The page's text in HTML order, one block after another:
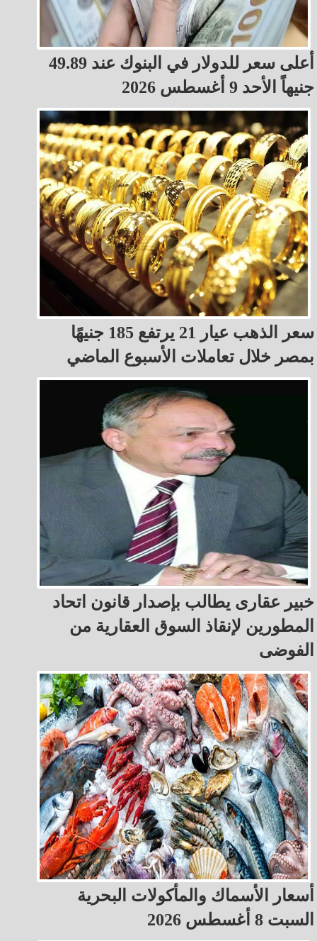
أعلى سعر للدولار في البنوك عند 49.89
جنيهاً الأحد 9 أغسطس 2026
سعر الذهب عيار 21 يرتفع 185 جنيهًا
بمصر خلال تعاملات الأسبوع الماضي
خبير عقارى يطالب بإصدار قانون اتحاد
المطورين لإنقاذ السوق العقارية من
الفوضى
أسعار الأسماك والمأكولات البحرية
السبت 8 أغسطس 2026